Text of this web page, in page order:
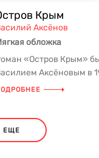
Крым
Аксёнов
обложка
«Остров Крым»
Аксёновым в
впервые опубликован
ЕЩЕ